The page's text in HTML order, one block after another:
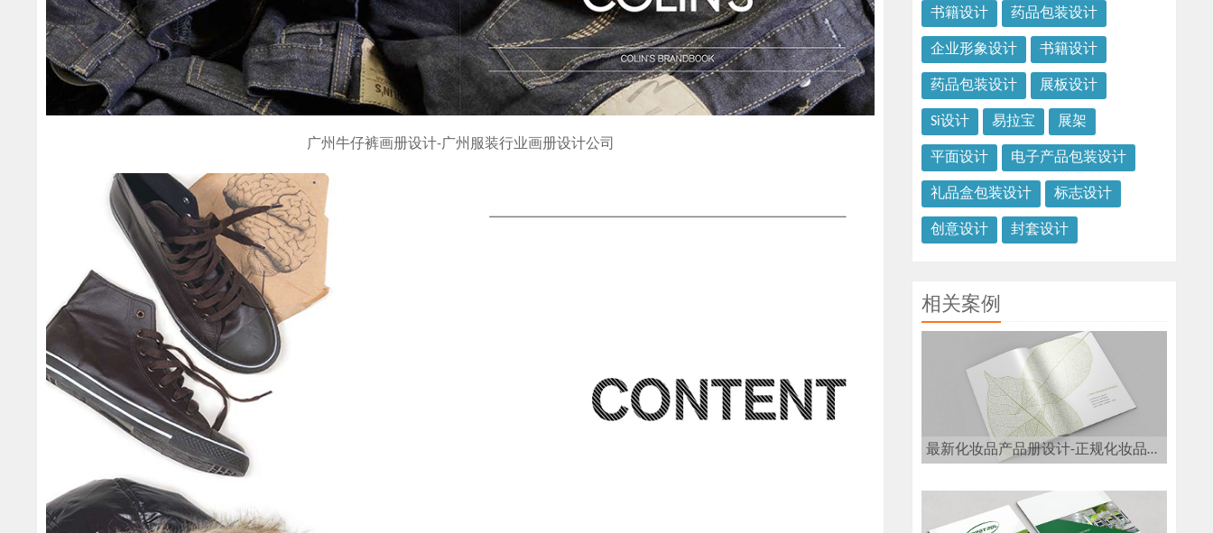
广州牛仔裤画册设计-广州服装行业画册设计公司
书籍设计 药品包装设计
企业形象设计 书籍设计
药品包装设计 展板设计
Si设计 易拉宝 展架
平面设计 电子产品包装设计
礼品盒包装设计 标志设计
创意设计 封套设计
相关案例
最新化妆品产品册设计-正规化妆品画册设计公司